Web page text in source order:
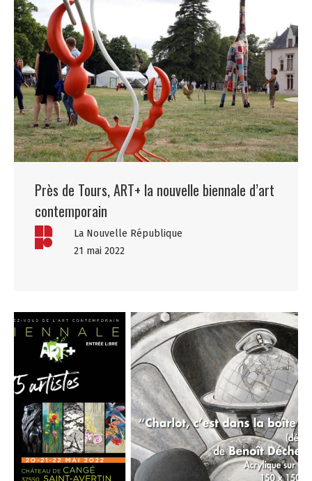
Près de Tours, ART+ la nouvelle biennale d’art
contemporain
La Nouvelle République
21 mai 2022